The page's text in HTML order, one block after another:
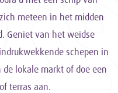
meteen in het midden
Geniet van het weidse
schepen in
lokale markt of doe een
terras aan.